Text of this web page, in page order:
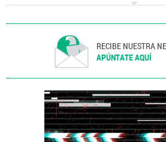
RECIBE NUESTRA
APÚNTATE AQUÍ